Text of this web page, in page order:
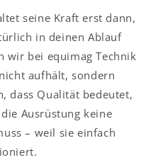
seine Kraft erst dann,
in deinen Ablauf
wir bei equimag Technik
aufhält, sondern
dass Qualität bedeutet,
Ausrüstung keine
– weil sie einfach